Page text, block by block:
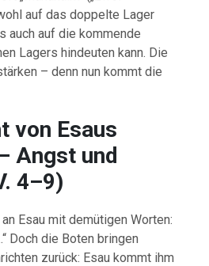
aufdasdoppelte Lager
auchaufdiekommende
Lagershindeutenkann. Die
–dennnunkommtdie
von Esaus
Angst und
4–9)
an EsaumitdemütigenWorten:
Dochdie Botenbringen
zurück: Esaukommt ihm